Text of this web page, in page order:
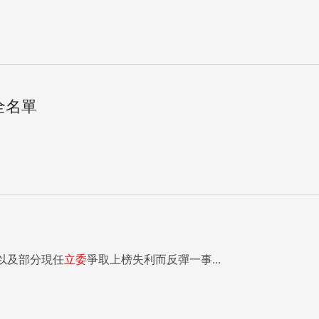
名單
及部分現任立委爭取上榜失利而反彈一事...